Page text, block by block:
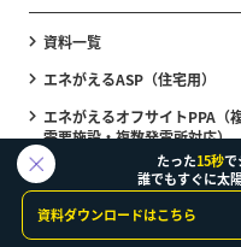
資料一覧
エネがえるASP（住宅用）
エネがえるオフサイトPPA（
需要施設・複数発電所対応）
エネがえる法人フリートEV（
台法人EV＋充電器経済効果シ
レーター）
たった15秒で
誰でもすぐに太
資料ダウンロードはこちら